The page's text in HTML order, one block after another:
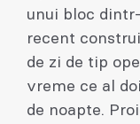
unui bloc
recent
de zi de tip
vreme ce al
de noapte.